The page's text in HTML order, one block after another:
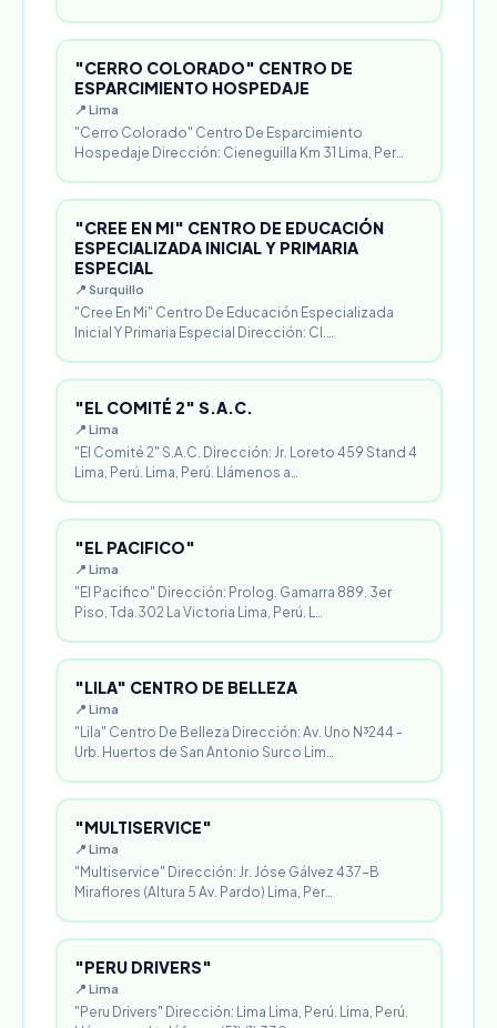
"CERRO COLORADO" CENTRO DE
ESPARCIMIENTO HOSPEDAJE
📍 Lima
"Cerro Colorado" Centro De Esparcimiento
Hospedaje Dirección: Cieneguilla Km 31 Lima, Per…
"CREE EN MI" CENTRO DE EDUCACIÓN
ESPECIALIZADA INICIAL Y PRIMARIA
ESPECIAL
📍 Surquillo
"Cree En Mi" Centro De Educación Especializada
Inicial Y Primaria Especial Dirección: Cl.…
"EL COMITÉ 2" S.A.C.
📍 Lima
"El Comité 2" S.A.C. Dirección: Jr. Loreto 459 Stand 4
Lima, Perú. Lima, Perú. Llámenos a…
"EL PACIFICO"
📍 Lima
"El Pacifico" Dirección: Prolog. Gamarra 889. 3er
Piso, Tda.302 La Victoria Lima, Perú. L…
"LILA" CENTRO DE BELLEZA
📍 Lima
"Lila" Centro De Belleza Dirección: Av. Uno N³244 -
Urb. Huertos de San Antonio Surco Lim…
"MULTISERVICE"
📍 Lima
"Multiservice" Dirección: Jr. Jóse Gálvez 437-B
Miraflores (Altura 5 Av. Pardo) Lima, Per…
"PERU DRIVERS"
📍 Lima
"Peru Drivers" Dirección: Lima Lima, Perú. Lima, Perú.